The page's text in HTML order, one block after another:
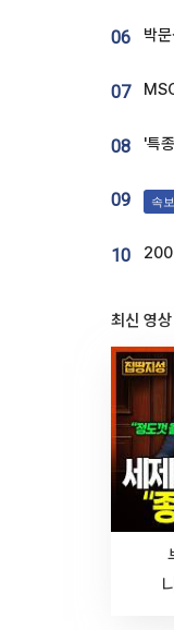
06
07
08
09 속보
10
최신 영상